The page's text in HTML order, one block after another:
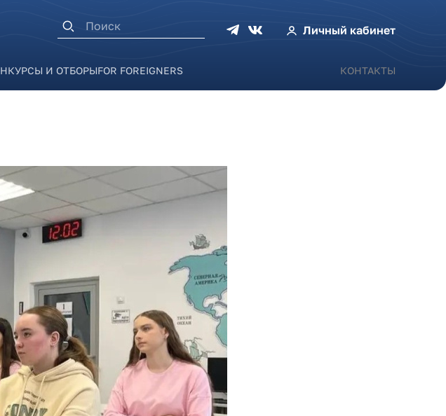
Личный кабинет
Форма поиска
И ОТБОРЫFOR FOREIGNERS КОНТАКТЫ